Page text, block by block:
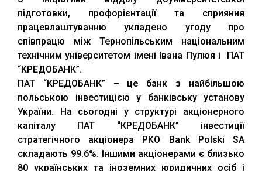
підготовки, профорієнтації та сприяння
працевлаштуванню укладено угоду про
співпрацю між Тернопільським національним
технічним університетом імені Івана Пулюя і ПАТ
“КРЕДОБАНК”.
ПАТ “КРЕДОБАНК” – це банк з найбільшою
польською інвестицією у банківську установу
України. На сьогодні у структурі акціонерного
капіталу ПАТ “КРЕДОБАНК” інвестиції
стратегічного акціонера PKO Bank Polskі SA
складають 99.6%. Іншими акціонерами є близько
80 українських та іноземних юридичних осіб і